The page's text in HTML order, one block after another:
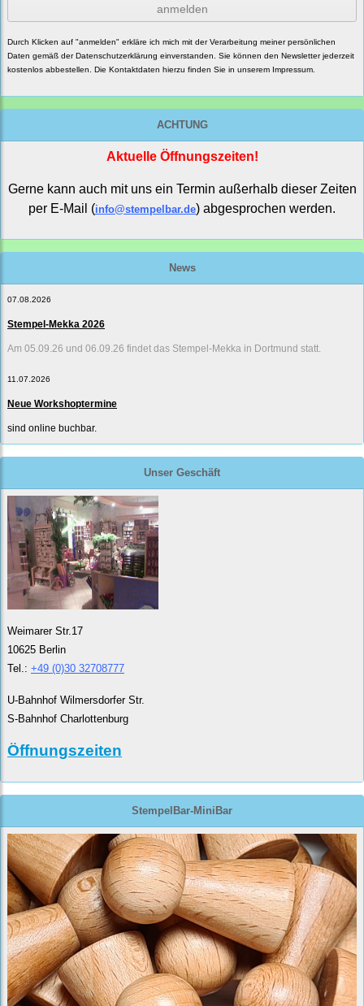
anmelden
Durch Klicken auf "anmelden" erkläre ich mich mit der Verarbeitung meiner persönlichen
Daten gemäß der Datenschutzerklärung einverstanden. Sie können den Newsletter jederzeit
kostenlos abbestellen. Die Kontaktdaten hierzu finden Sie in unserem Impressum.
ACHTUNG
Aktuelle Öffnungszeiten!
Gerne kann auch mit uns ein Termin außerhalb dieser Zeiten
per E-Mail (info@stempelbar.de) abgesprochen werden.
News
07.08.2026
Stempel-Mekka 2026
Am 05.09.26 und 06.09.26 findet das Stempel-Mekka in Dortmund statt.
11.07.2026
Neue Workshoptermine
sind online buchbar.
Unser Geschäft
Weimarer Str.17
10625 Berlin
Tel.: +49 (0)30 32708777
U-Bahnhof Wilmersdorfer Str.
S-Bahnhof Charlottenburg
Öffnungszeiten
StempelBar-MiniBar